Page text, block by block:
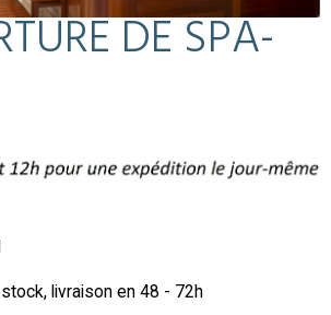
DE SPA-
stock, livraison en 48 - 72h